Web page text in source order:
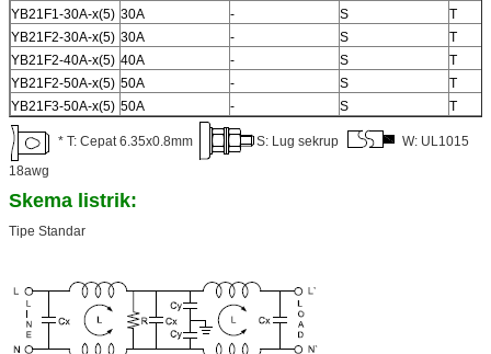
YB21F1-30A-x(5) 30A - S
T
YB21F2-30A-x(5) 30A - S
T
YB21F2-40A-x(5) 40A - S
T
YB21F2-50A-x(5) 50A - S
T
YB21F3-50A-x(5) 50A - S T
* T: Cepat 6.35x0.8mm S: Lug sekrup
W: UL1015
18awg
Skema listrik:
Tipe Standar